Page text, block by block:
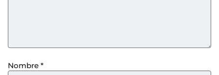
Nombre *